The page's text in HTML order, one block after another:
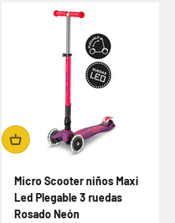
Micro Scooter niños Maxi
Led Plegable 3 ruedas
Rosado Neón